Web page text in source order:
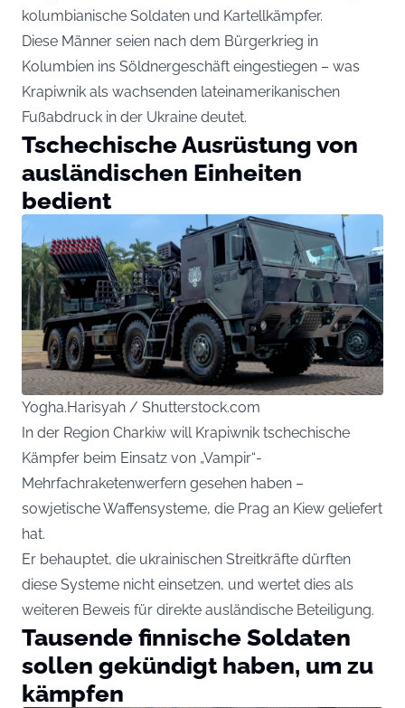
kolumbianische Soldaten und Kartellkämpfer.
Diese Männer seien nach dem Bürgerkrieg in
Kolumbien ins Söldnergeschäft eingestiegen – was
Krapiwnik als wachsenden lateinamerikanischen
Fußabdruck in der Ukraine deutet.
Tschechische Ausrüstung von
ausländischen Einheiten
bedient
Yogha.Harisyah / Shutterstock.com
In der Region Charkiw will Krapiwnik tschechische
Kämpfer beim Einsatz von „Vampir“-
Mehrfachraketenwerfern gesehen haben –
sowjetische Waffensysteme, die Prag an Kiew geliefert
hat.
Er behauptet, die ukrainischen Streitkräfte dürften
diese Systeme nicht einsetzen, und wertet dies als
weiteren Beweis für direkte ausländische Beteiligung.
Tausende finnische Soldaten
sollen gekündigt haben, um zu
kämpfen